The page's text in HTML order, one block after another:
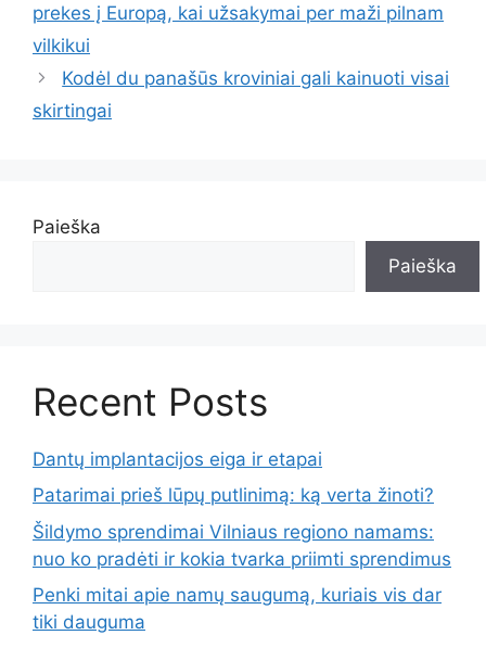
prekes į Europą, kai užsakymai per maži pilnam
vilkikui
Kodėl du panašūs kroviniai gali kainuoti visai
skirtingai
Paieška
Paieška
Recent Posts
Dantų implantacijos eiga ir etapai
Patarimai prieš lūpų putlinimą: ką verta žinoti?
Šildymo sprendimai Vilniaus regiono namams:
nuo ko pradėti ir kokia tvarka priimti sprendimus
Penki mitai apie namų saugumą, kuriais vis dar
tiki dauguma